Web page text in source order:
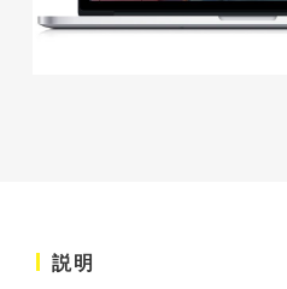
イラスト・キャラクター
#イラスト
#エコ・環境
説明